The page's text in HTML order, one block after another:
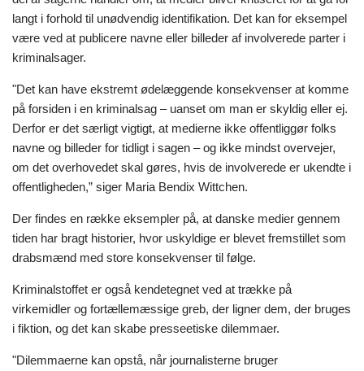
langt i forhold til unødvendig identifikation. Det kan for eksempel
være ved at publicere navne eller billeder af involverede parter i
kriminalsager.
"Det kan have ekstremt ødelæggende konsekvenser at komme
på forsiden i en kriminalsag – uanset om man er skyldig eller ej.
Derfor er det særligt vigtigt, at medierne ikke offentliggør folks
navne og billeder for tidligt i sagen – og ikke mindst overvejer,
om det overhovedet skal gøres, hvis de involverede er ukendte i
offentligheden,” siger Maria Bendix Wittchen.
Der findes en række eksempler på, at danske medier gennem
tiden har bragt historier, hvor uskyldige er blevet fremstillet som
drabsmænd med store konsekvenser til følge.
Kriminalstoffet er også kendetegnet ved at trække på
virkemidler og fortællemæssige greb, der ligner dem, der bruges
i fiktion, og det kan skabe presseetiske dilemmaer.
"Dilemmaerne kan opstå, når journalisterne bruger